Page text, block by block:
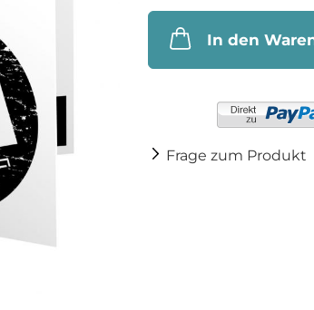
In den
Frage zum Produkt